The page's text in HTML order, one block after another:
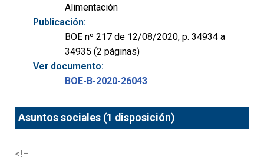
Alimentación
Publicación:
BOE nº 217 de 12/08/2020, p. 34934 a
34935 (2 páginas)
Ver documento:
BOE-B-2020-26043
Asuntos sociales (1 disposición)
<!–